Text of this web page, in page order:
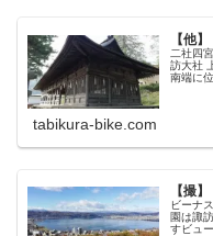
【他
二社四
訪大社
南端に
tabikura-bike.com
【撮
ビーナ
園は諏
すビュ